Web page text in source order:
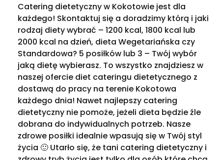
Catering dietetyczny w Kokotowie jest dla
każdego! Skontaktuj się a doradzimy którą i jaki
rodzaj diety wybrać – 1200 kcal, 1800 kcal lub
2000 kcal na dzień, dieta Wegetariańska czy
Standardowa? 5 posiłków lub 3 – Twój wybór
jaką dietę wybierasz. To wszystko znajdziesz w
naszej ofercie diet cateringu dietetycznego z
dostawą do pracy na terenie Kokotowa
każdego dnia! Nawet najlepszy catering
dietetyczny nie pomoże, jeżeli dieta będzie źle
dobrana do indywidualnych potrzeb. Nasze
zdrowe posiłki idealnie wpasują się w Twój styl
życia 🙂 Utarło się, że tani catering dietetyczny i